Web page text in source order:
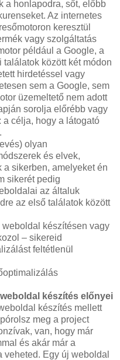
a honlapodra, sőt, előbb
Az internetes
keresztül
vagy szolgáltatás
például a Google, a
találatok között két módon
hirdetéssel vagy
sem a Google, sem
üzemeltető nem adott
sorolja előrébb vagy
a célja, hogy a látogató
olyan
és elvek,
sikerben, amelyeket én
sikerét pedig
az általuk
az első találatok között
készítésen vagy
– sikereid
feltétlenül
készítés előnyei
készítés mellett
meg a project
van, hogy már
és akár már a
Egy új weboldal